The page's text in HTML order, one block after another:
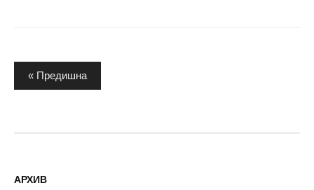
Разделяне
на
« Предишна
АРХИВ